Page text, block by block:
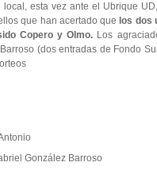
esta vez ante el Ubrique
que han acertado que los dos
Copero y Olmo. Los
(dos entradas de Fondo
González Barroso